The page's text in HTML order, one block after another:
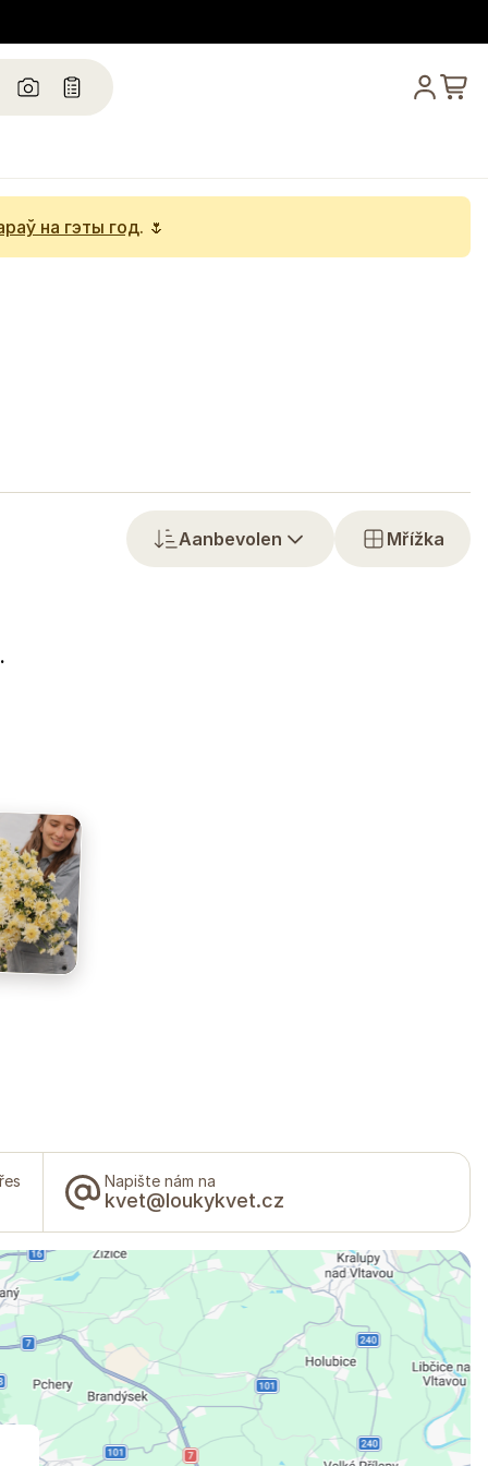
на гэты год. 🌷
Aanbevolen Mřížka
Napište nám na
kvet@loukykvet.cz